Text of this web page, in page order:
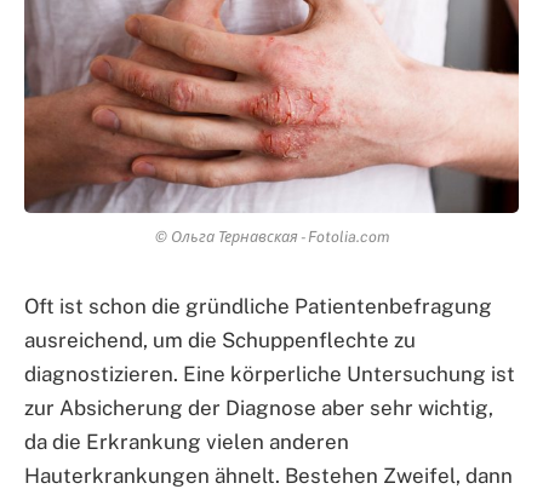
© Ольга Тернавская - Fotolia.com
Oft ist schon die gründliche Patientenbefragung
ausreichend, um die Schuppenflechte zu
diagnostizieren. Eine körperliche Untersuchung ist
zur Absicherung der Diagnose aber sehr wichtig,
da die Erkrankung vielen anderen
Hauterkrankungen ähnelt. Bestehen Zweifel, dann